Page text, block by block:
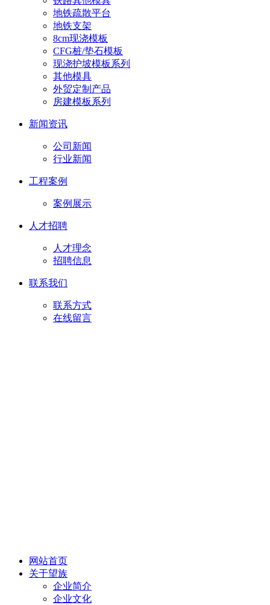
地铁疏散平台
地铁支架
8cm现浇模板
CFG桩/垫石模板
现浇护坡模板系列
其他模具
外贸定制产品
房建模板系列
新闻资讯
公司新闻
行业新闻
工程案例
案例展示
人才招聘
人才理念
招聘信息
联系我们
联系方式
在线留言
网站首页
关于望族
企业简介
企业文化